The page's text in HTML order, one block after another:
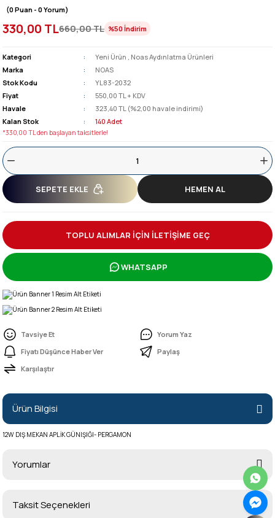
(0 Puan - 0 Yorum)
330,00 TL660,00 TL %50İndirim
Kategori Yeni Ürün , Noas Aydınlatma Ürünleri
Marka
NOAS
Stok Kodu
YL83-2032
Fiyat
550,00 TL + KDV
Havale
323,40 TL (%2,00 havale indirimi)
Kalan Stok
140 Adet
*330,00 TL den başlayan taksitlerle!
SEPETE EKLE HEMEN AL
TOPLU ALIMLAR İÇİN İLETİŞİME GEÇ
WHATSAPP
Tavsiye Et
Yorum Yaz
Fiyatı Düşünce Haber Ver
Paylaş
Karşılaştır
Ürün Bilgisi
12W DIŞ MEKAN APLİK GÜNIŞIĞI- PERGAMON
Yorumlar
Bu ürüne ilk yorumu siz yapın!
Taksit Seçenekleri